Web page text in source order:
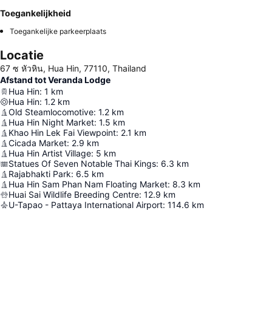
Toegankelijkheid
Toegankelijke parkeerplaats
Locatie
67 ซ หัวหิน, Hua Hin, 77110, Thailand
Afstand tot Veranda Lodge
Hua Hin: 1 km
Hua Hin: 1.2 km
Old Steamlocomotive: 1.2 km
Hua Hin Night Market: 1.5 km
Khao Hin Lek Fai Viewpoint: 2.1 km
Cicada Market: 2.9 km
Hua Hin Artist Village: 5 km
Statues Of Seven Notable Thai Kings: 6.3 km
Rajabhakti Park: 6.5 km
Hua Hin Sam Phan Nam Floating Market: 8.3 km
Huai Sai Wildlife Breeding Centre: 12.9 km
U-Tapao - Pattaya International Airport: 114.6 km